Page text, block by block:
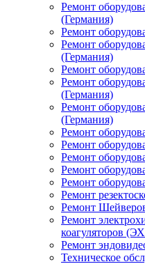
Ремонт
(Германия)
Ремонт
Ремонт
(Германия)
Ремонт
Ремонт
(Германия)
Ремонт
(Германия)
Ремонт
Ремонт
Ремонт
Ремонт
Ремонт
Ремонт
Ремонт
Ремонт
коагуляторов
Ремонт
Техническое